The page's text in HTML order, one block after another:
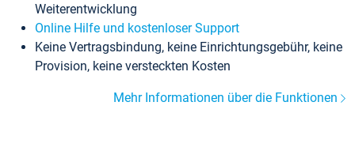
Weiterentwicklung
Online Hilfe und kostenloser Support
Keine Vertragsbindung, keine Einrichtungsgebühr, keine
Provision, keine versteckten Kosten
Mehr Informationen über die Funktionen